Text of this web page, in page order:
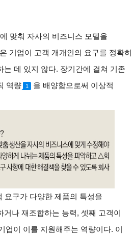
맞춰 자사의 비즈니스 모델을
기업이 고객 개개인의 요구를 정확히
데 있지 않다. 장기간에 걸쳐 기존
역량
1
을 배양함으로써 이상적
요구가 다양한 제품의 특성을
나 재조합하는 능력, 셋째 고객이
업이 이를 지원해주는 역량이다. 이